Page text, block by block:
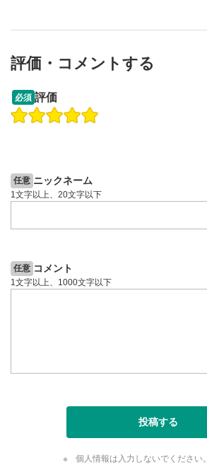
操作説明動画
評価・コメントする
必須 評価
任意 ニックネーム
1文字以上、20文字以下
任意 コメント
1文字以上、1000文字以下
投稿する
個人情報は入力しないでください。